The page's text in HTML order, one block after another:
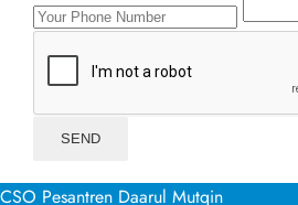
CSO Pesantren Daarul Mutqin